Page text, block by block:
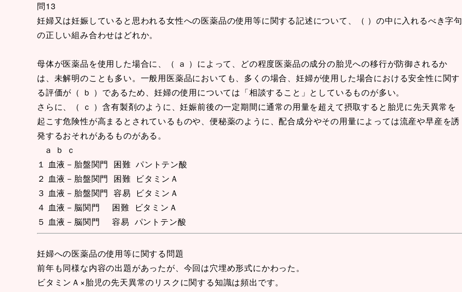
問13
妊婦又は妊娠していると思われる女性への医薬品の使用等に関する記述について、（ ）の中に入れるべき字句
の正しい組み合わせはどれか。
母体が医薬品を使用した場合に、（ ａ ）によって、どの程度医薬品の成分の胎児への移行が防御されるか
は、未解明のことも多い。一般用医薬品においても、多くの場合、妊婦が使用した場合における安全性に関す
る評価が（ ｂ ）であるため、妊婦の使用については「相談すること」としているものが多い。
さらに、（ ｃ ）含有製剤のように、妊娠前後の一定期間に通常の用量を超えて摂取すると胎児に先天異常を
起こす危険性が高まるとされているものや、便秘薬のように、配合成分やその用量によっては流産や早産を誘
発するおそれがあるものがある。
ａ ｂ ｃ
１ 血液－胎盤関門 困難 パントテン酸
２ 血液－胎盤関門 困難 ビタミンＡ
３ 血液－胎盤関門 容易 ビタミンＡ
４ 血液－脳関門 困難 ビタミンＡ
５ 血液－脳関門 容易 パントテン酸
妊婦への医薬品の使用等に関する問題
前年も同様な内容の出題があったが、今回は穴埋め形式にかわった。
ビタミンＡ×胎児の先天異常のリスクに関する知識は頻出です。